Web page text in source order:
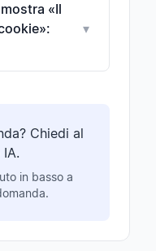
«Il
▾
Chiedi al
in basso a